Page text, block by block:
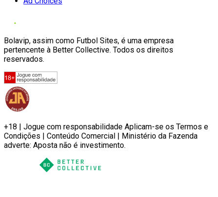
Bolavip, assim como Futbol Sites, é uma empresa
pertencente à Better Collective. Todos os direitos
reservados.
+18 | Jogue com responsabilidade Aplicam-se os Termos e
Condições | Conteúdo Comercial | Ministério da Fazenda
adverte: Aposta não é investimento.